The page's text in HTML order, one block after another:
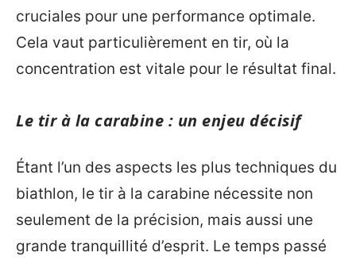
cruciales pour une performance optimale.
Cela vaut particulièrement en tir, où la
concentration est vitale pour le résultat final.
Le tir à la carabine : un enjeu décisif
Étant l’un des aspects les plus techniques du
biathlon, le tir à la carabine nécessite non
seulement de la précision, mais aussi une
grande tranquillité d’esprit. Le temps passé